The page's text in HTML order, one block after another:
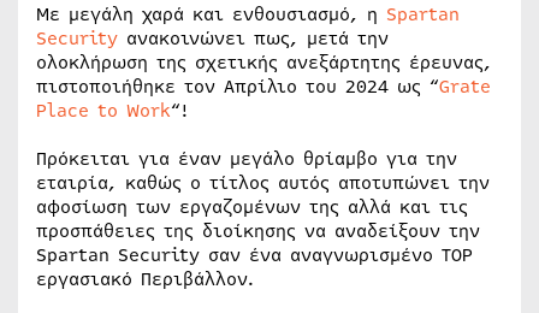
Με μεγάλη χαρά και ενθουσιασμό, η Spartan
Security ανακοινώνει πως, μετά την
ολοκλήρωση της σχετικής ανεξάρτητης έρευνας,
πιστοποιήθηκε τον Απρίλιο του 2024 ως “Grate
Place to Work“!
Πρόκειται για έναν μεγάλο θρίαμβο για την
εταιρία, καθώς ο τίτλος αυτός αποτυπώνει την
αφοσίωση των εργαζομένων της αλλά και τις
προσπάθειες της διοίκησης να αναδείξουν την
Spartan Security σαν ένα αναγνωρισμένο TOP
εργασιακό Περιβάλλον.